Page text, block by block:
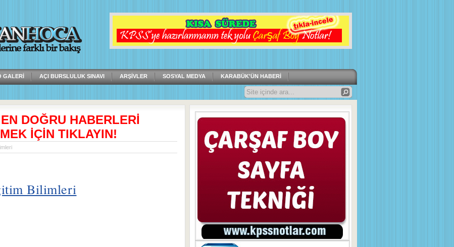
GALERI AÇI BURSLULUK SINAVI ARŞIVLER SOSYAL MEDYA KARABÜK'ÜN HABERI
DOĞRU HABERLERİ
İÇİN TIKLAYIN!
Bilimleri